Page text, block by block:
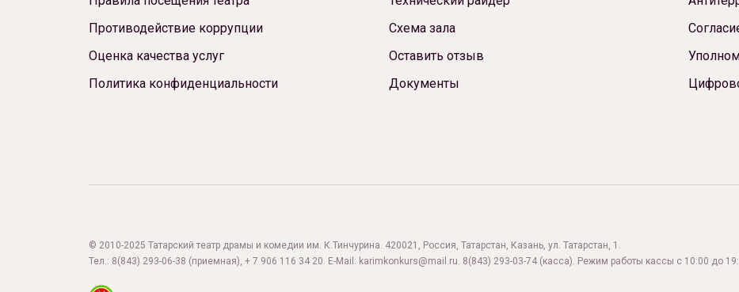
Противодействие коррупции
Оценка качества услуг
Политика конфиденциальности
Схема зала
Оставить отзыв
Документы
© 2010-2025 Татарский театр драмы и комедии им. К.Тинчурина. 420021, Россия, Татарстан, Казань, ул. Татарстан, 1.
Тел.: 8(843) 293-06-38 (приемная), + 7 906 116 34 20. E-Mail: karimkonkurs@mail.ru. 8(843) 293-03-74 (касса). Режим работы кассы с 10:00 до